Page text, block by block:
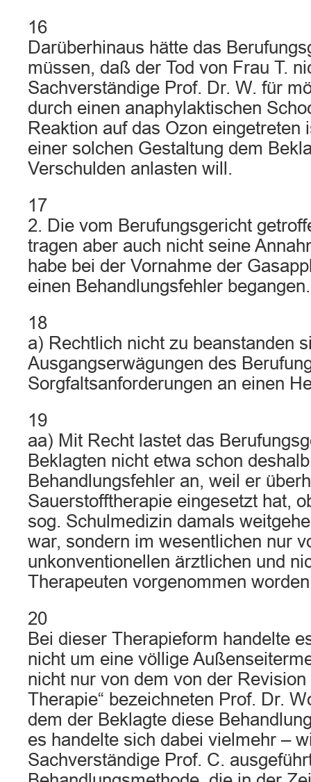
16
Darüberhinaus hätte das
müssen, daß der Tod von Frau T.
Sachverständige Prof. Dr. W. für
durch einen anaphylaktischen
Reaktion auf das Ozon eingetreten
einer solchen Gestaltung dem
Verschulden anlasten will.
17
2. Die vom Berufungsgericht
tragen aber auch nicht seine
habe bei der Vornahme der
einen Behandlungsfehler begangen.
18
a) Rechtlich nicht zu beanstanden
Ausgangserwägungen des
Sorgfaltsanforderungen an einen
19
aa) Mit Recht lastet das
Beklagten nicht etwa schon
Behandlungsfehler an, weil er
Sauerstofftherapie eingesetzt hat,
sog. Schulmedizin damals
war, sondern im wesentlichen nur
unkonventionellen ärztlichen und
Therapeuten vorgenommen
20
Bei dieser Therapieform handelte
nicht um eine völlige
nicht nur von dem von der Revision
Therapie“ bezeichneten Prof. Dr.
dem der Beklagte diese
es handelte sich dabei vielmehr –
Sachverständige Prof. C.